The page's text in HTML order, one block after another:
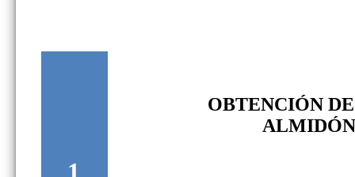
OBTENCIÓN